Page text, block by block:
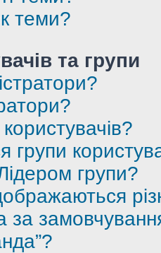
теми?
та групи
групи
групи?
за